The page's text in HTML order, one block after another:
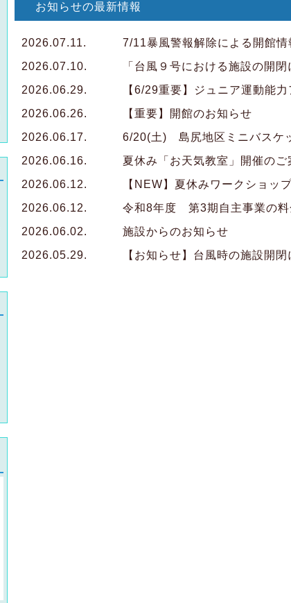
お知らせの最新情報
2026.07.11.
7/11暴風警報解除による開館情
2026.07.10.
「台風９号における施設の開閉
2026.06.29.
【6/29重要】ジュニア運動能
2026.06.26.
【重要】開館のお知らせ
2026.06.17.
6/20(土) 島尻地区ミニバスケ
2026.06.16.
夏休み「お天気教室」開催のご
2026.06.12.
【NEW】夏休みワークショッ
2026.06.12.
令和8年度 第3期自主事業の料
2026.06.02.
施設からのお知らせ
2026.05.29.
【お知らせ】台風時の施設開閉